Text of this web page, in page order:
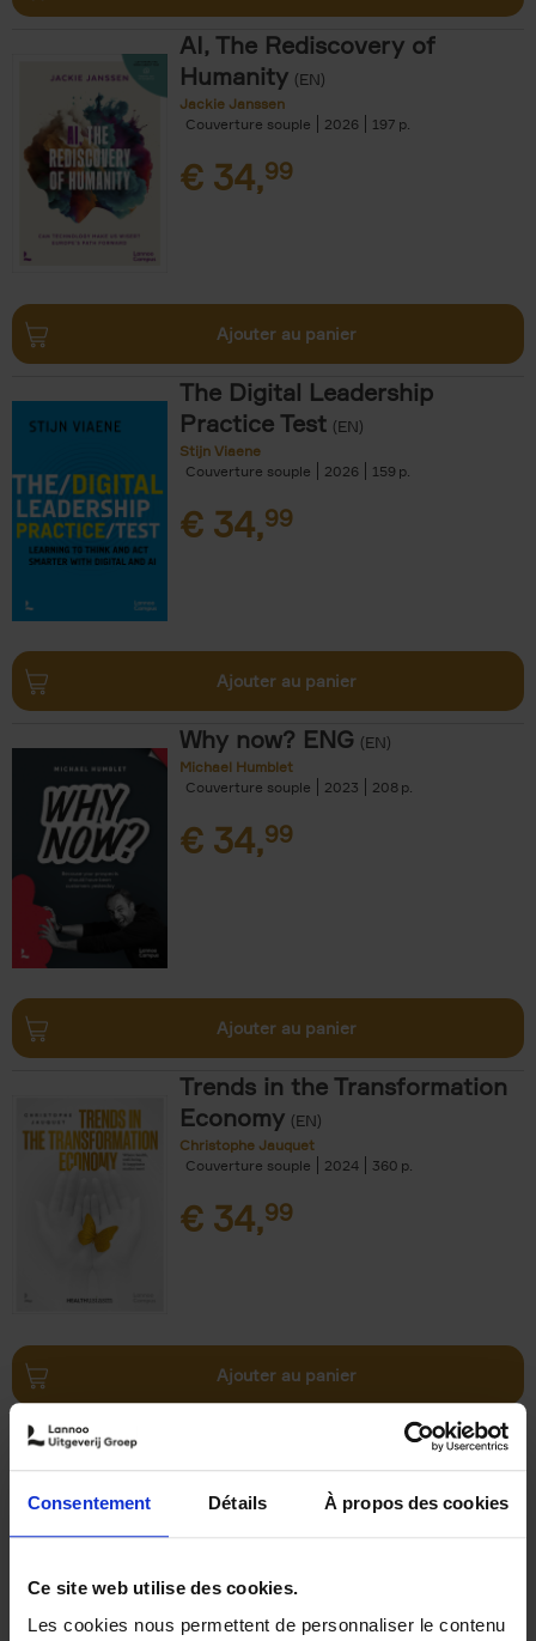
Consentement Détails À propos des cookies
Ce site web utilise des cookies.
Les cookies nous permettent de personnaliser le contenu
AI, The Rediscovery of
Humanity (EN)
Jackie Janssen
Couverture souple
2026 197
€ 34,99
Ajouter au panier
The Digital Leadership
Practice Test (EN)
Stijn Viaene
Couverture souple
2026 159
€ 34,99
Ajouter au panier
Why now? ENG (EN)
Michael Humblet
Couverture souple
2023 208
€ 34,99
Ajouter au panier
Trends in the Transformation
Economy (EN)
Christophe Jauquet
Couverture souple
2024 360
€ 34,99
Ajouter au panier
Operating With Positive
Impact (EN)
Axel Smits
Jochen Vincke
Couverture souple
2023 214